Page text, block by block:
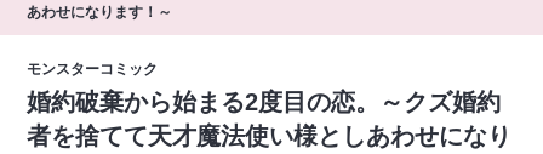
あわせになります！～
モンスターコミック
婚約破棄から始まる2度目の恋。～クズ婚約
者を捨てて天才魔法使い様としあわせになり